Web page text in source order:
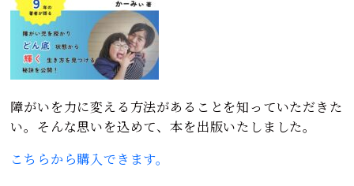
障がいを力に変える方法があることを知っていただきた
い。そんな思いを込めて、本を出版いたしました。
こちらから購入できます。